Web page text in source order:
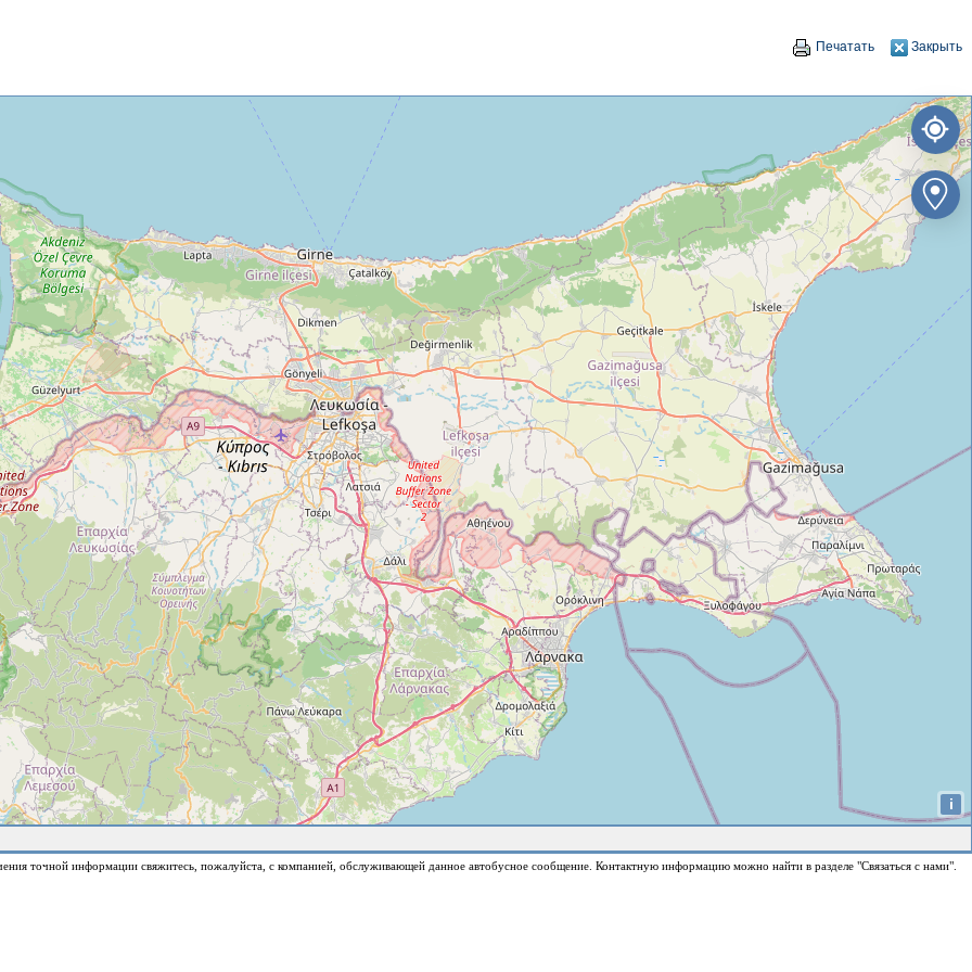
Печатать Закрыть
i
точной информации свяжитесь, пожалуйста, с компанией, обслуживающей данное автобусное сообщение. Контактную информацию можно найти в разделе "Связаться с нами".